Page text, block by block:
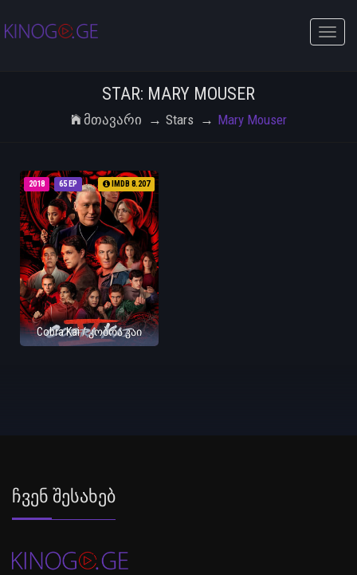
Toggle
STAR: MARY MOUSER
Მთავარი Stars Mary Mouser
65 EP
2018 IMDB 8.207
Cobra Kai / კობრა კაი
Ჩვენ Შესახებ